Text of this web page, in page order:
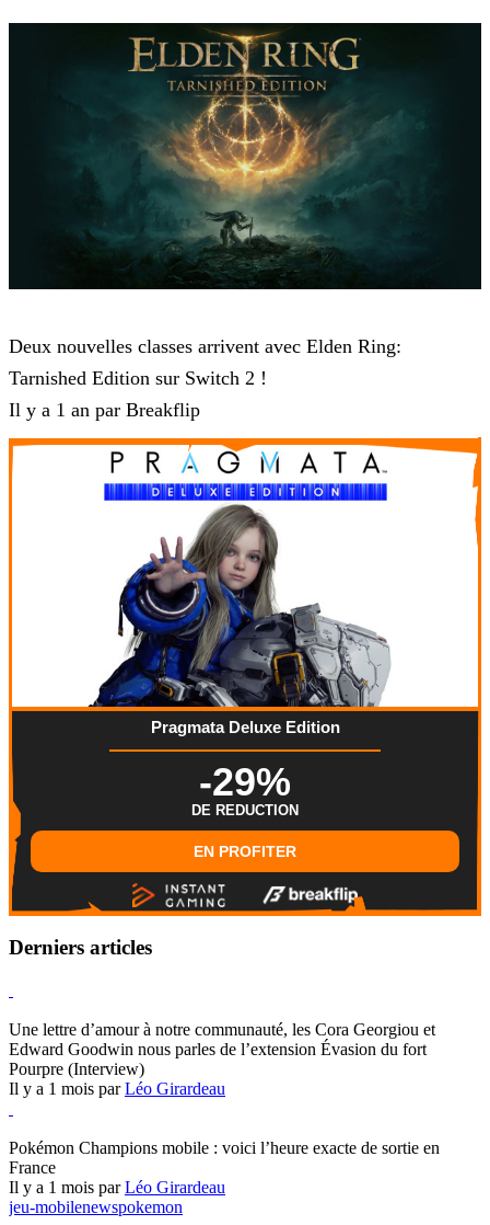
Deux nouvelles classes arrivent avec Elden Ring:
Tarnished Edition sur Switch 2 !
Il y a 1 an par Breakflip
Pragmata Deluxe Edition
-29%
DE REDUCTION
EN PROFITER
Derniers articles
Une lettre d’amour à notre communauté, les Cora Georgiou et
Edward Goodwin nous parles de l’extension Évasion du fort
Pourpre (Interview)
Il y a 1 mois parLéo Girardeau
Pokémon Champions mobile : voici l’heure exacte de sortie en
France
Il y a 1 mois parLéo Girardeau
jeu-mobilenewspokemon